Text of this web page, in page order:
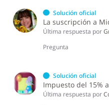
Solución oficial
Última respuesta por
Pregunta
Solución oficial
Impuesto del 15%
Última respuesta por